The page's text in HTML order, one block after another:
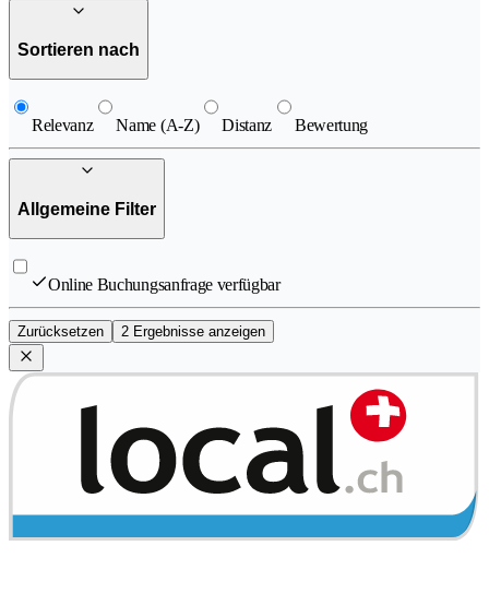
Sortieren nach
Relevanz Name (A-Z) Distanz Bewertung
Allgemeine Filter
Online Buchungsanfrage verfügbar
Zurücksetzen 2 Ergebnisse anzeigen